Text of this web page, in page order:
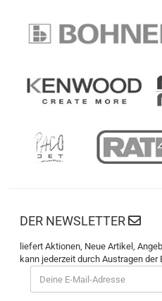
DER NEWSLETTER
liefert Aktionen, Neue Artikel,
kann jederzeit durch Austragen